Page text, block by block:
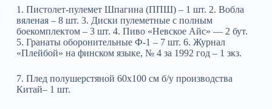
1. Пистолет-пулемет Шпагина (ППШ) – 1 шт. 2. Вобла
вяленая – 8 шт. 3. Диски пулеметные с полным
боекомплектом – 3 шт. 4. Пиво «Невское Айс» — 2 бут.
5. Гранаты оборонительные Ф-1 – 7 шт. 6. Журнал
«Плейбой» на финском языке, № 4 за 1992 год – 1 зкз.
7. Плед полушерстяной 60х100 см б/у производства
Китай– 1 шт.